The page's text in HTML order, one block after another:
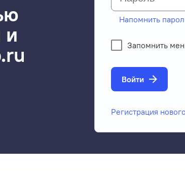
и
Напомнить
Запомнить
Войти
Регистрация